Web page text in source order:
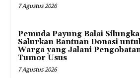
7 Agustus 2026
Pemuda Payung Balai
Salurkan Bantuan Donasi
Warga yang Jalani
Tumor Usus
7 Agustus 2026